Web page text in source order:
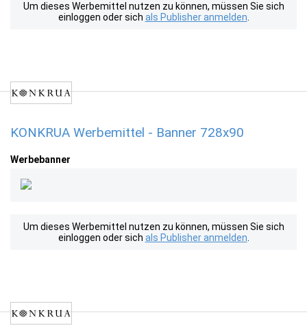
Um dieses Werbemittel nutzen zu können, müssen Sie sich
einloggen oder sich als Publisher anmelden
KONKRUA Werbemittel - Banner 728x90
Werbebanner
Um dieses Werbemittel nutzen zu können, müssen Sie sich
einloggen oder sich als Publisher anmelden